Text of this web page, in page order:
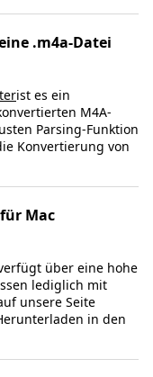
.m4a-Datei
ist es ein
M4A-
Parsing-Funktion
Konvertierung von
Mac
über eine hohe
lediglich mit
unsere Seite
in den